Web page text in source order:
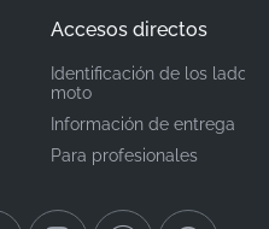
Carenado derecho, lado
Emblema
Pegatina de vinilo
Accesos directos
Identificación de los lados
moto
Información de entrega
Para profesionales